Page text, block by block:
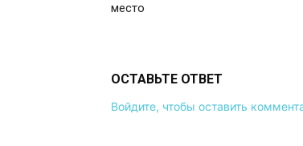
место
ОСТАВЬТЕ ОТВЕТ
Войдите, чтобы оставить